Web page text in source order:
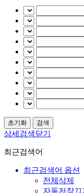
상세검색닫기
최근검색어
최근검색어 옵션
전체삭제
자동저장끄